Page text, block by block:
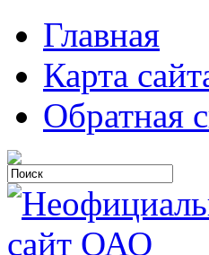
Главная
Карта
Обратная